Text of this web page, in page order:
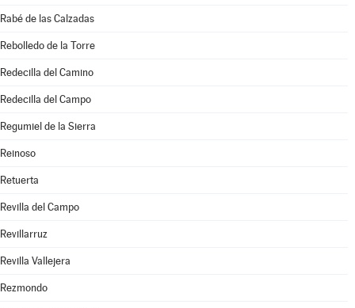
Rabé de las Calzadas
Rebolledo de la Torre
Redecilla del Camino
Redecilla del Campo
Regumiel de la Sierra
Reinoso
Retuerta
Revilla del Campo
Revillarruz
Revilla Vallejera
Rezmondo